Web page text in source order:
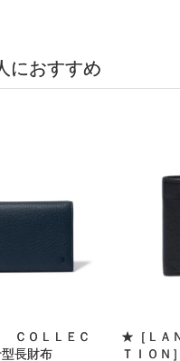
におすすめ
ＣＯＬＬＥＣ
長財布
★［ＬＡ
ＴＩＯＮ